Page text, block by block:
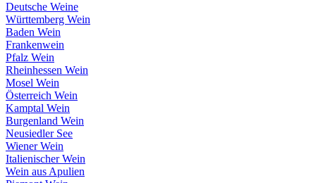
Deutsche Weine
Württemberg Wein
Baden Wein
Frankenwein
Pfalz Wein
Rheinhessen Wein
Mosel Wein
Österreich Wein
Kamptal Wein
Burgenland Wein
Neusiedler See
Wiener Wein
Italienischer Wein
Wein aus Apulien